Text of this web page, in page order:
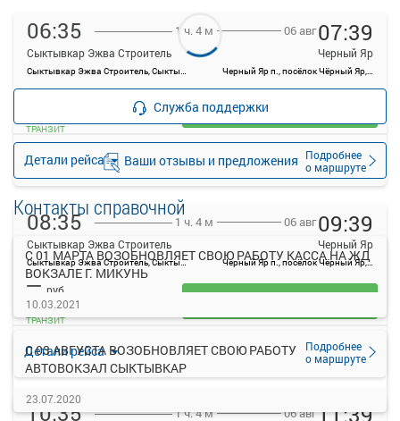
06:35
Сыктывкар Эжва Строитель
Сыктывкар Эжва Строитель, Сыктывкар, Россия
1 ч. 4 м 06 авг07:39
Черный Яр
Черный Яр п., посёлок Чёрный Яр, Россия
Детали рейса
Подробнее
о маршруте
—
ТРАНЗИТ
Загрузить цену
08:35
Сыктывкар Эжва Строитель
Сыктывкар Эжва Строитель, Сыктывкар, Россия
1 ч. 4 м 06 авг09:39
Черный Яр
Черный Яр п., посёлок Чёрный Яр, Россия
Детали рейса
Подробнее
о маршруте
— руб.
ТРАНЗИТ
10:35 1 ч. 4 м 06 авг11:39
Служба поддержки
Ваши отзывы и предложения
Контакты справочной
С 01 МАРТА ВОЗОБНОВЛЯЕТ СВОЮ РАБОТУ КАССА НА ЖД
ВОКЗАЛЕ Г. МИКУНЬ
10.03.2021
С 03 АВГУСТА ВОЗОБНОВЛЯЕТ СВОЮ РАБОТУ
АВТОВОКЗАЛ СЫКТЫВКАР
23.07.2020